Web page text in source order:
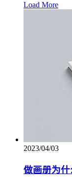
Load More
2023/04/03
做画册为什